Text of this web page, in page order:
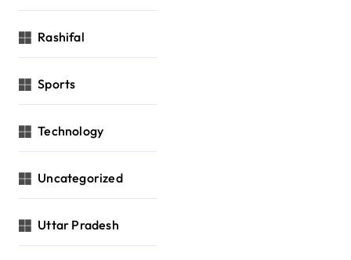
Rashifal
Sports
Technology
Uncategorized
Uttar Pradesh